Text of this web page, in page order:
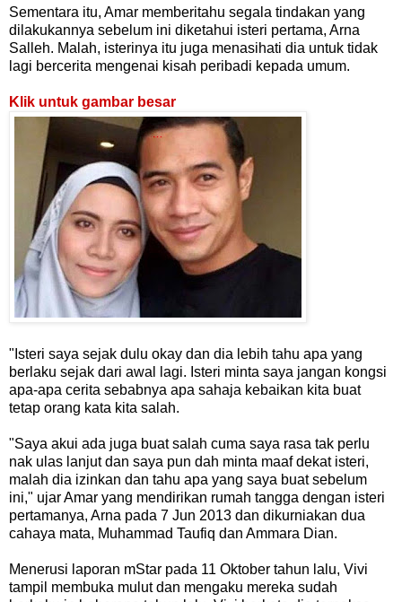
Sementara itu, Amar memberitahu segala tindakan yang
dilakukannya sebelum ini diketahui isteri pertama, Arna
Salleh. Malah, isterinya itu juga menasihati dia untuk tidak
lagi bercerita mengenai kisah peribadi kepada umum.
Klik untuk gambar besar
"Isteri saya sejak dulu okay dan dia lebih tahu apa yang
berlaku sejak dari awal lagi. Isteri minta saya jangan kongsi
apa-apa cerita sebabnya apa sahaja kebaikan kita buat
tetap orang kata kita salah.
"Saya akui ada juga buat salah cuma saya rasa tak perlu
nak ulas lanjut dan saya pun dah minta maaf dekat isteri,
malah dia izinkan dan tahu apa yang saya buat sebelum
ini," ujar Amar yang mendirikan rumah tangga dengan isteri
pertamanya, Arna pada 7 Jun 2013 dan dikurniakan dua
cahaya mata, Muhammad Taufiq dan Ammara Dian.
Menerusi laporan mStar pada 11 Oktober tahun lalu, Vivi
tampil membuka mulut dan mengaku mereka sudah